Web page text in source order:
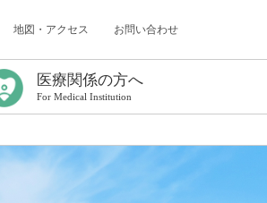
地図・アクセス お問い合わせ
医療関係の方へ
For Medical Institution